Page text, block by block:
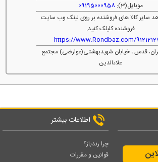
موبایل(3):
09195000958
سایر کالا های فروشنده بر روی لینک وب سایت
فروشنده کلیلک کنید.
https://www.Rondbaz.com/
قدس ، خیابان شهیدبهشتی(عوارضی) مجتمع
علاءالدین
اطلاعات بیشتر
چرا رندباز؟
قوانین و مقررات